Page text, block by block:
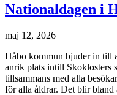
Nationaldagen i
maj 12, 2026
Håbo kommun bjuder in till
anrik plats intill Skoklosters
tillsammans med alla
för alla åldrar. Det blir bland